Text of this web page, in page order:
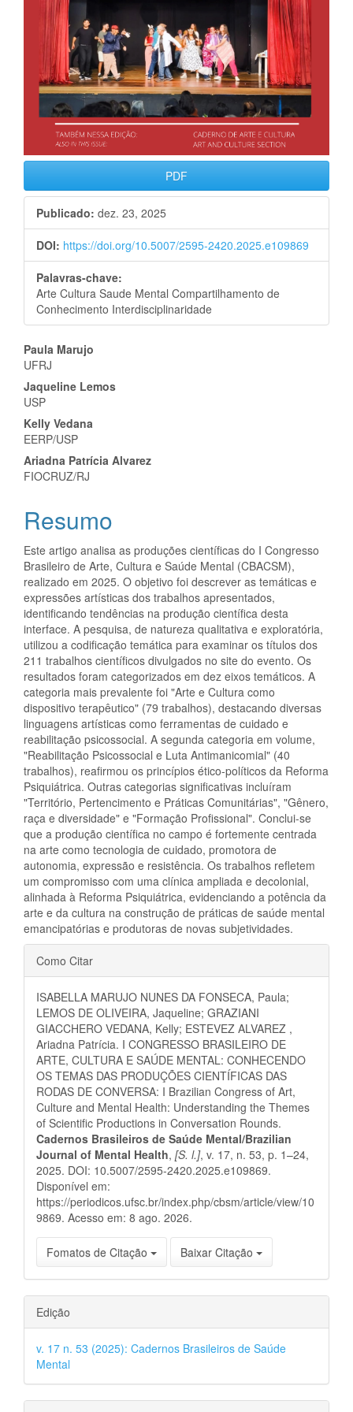
PDF
Publicado: dez. 23, 2025
DOI: https://doi.org/10.5007/2595-2420.2025.e109869
Palavras-chave:
Arte Cultura Saude Mental Compartilhamento de
Conhecimento Interdisciplinaridade
Conteúdo
do
artigo
principal
Paula Marujo
UFRJ
Jaqueline Lemos
USP
Kelly Vedana
EERP/USP
Ariadna Patrícia Alvarez
FIOCRUZ/RJ
Resumo
Este artigo analisa as produções científicas do I Congresso
Brasileiro de Arte, Cultura e Saúde Mental (CBACSM),
realizado em 2025. O objetivo foi descrever as temáticas e
expressões artísticas dos trabalhos apresentados,
identificando tendências na produção científica desta
interface. A pesquisa, de natureza qualitativa e exploratória,
utilizou a codificação temática para examinar os títulos dos
211 trabalhos científicos divulgados no site do evento. Os
resultados foram categorizados em dez eixos temáticos. A
categoria mais prevalente foi "Arte e Cultura como
dispositivo terapêutico" (79 trabalhos), destacando diversas
linguagens artísticas como ferramentas de cuidado e
reabilitação psicossocial. A segunda categoria em volume,
"Reabilitação Psicossocial e Luta Antimanicomial" (40
trabalhos), reafirmou os princípios ético-políticos da Reforma
Psiquiátrica. Outras categorias significativas incluíram
"Território, Pertencimento e Práticas Comunitárias", "Gênero,
raça e diversidade" e "Formação Profissional". Conclui-se
que a produção científica no campo é fortemente centrada
na arte como tecnologia de cuidado, promotora de
autonomia, expressão e resistência. Os trabalhos refletem
um compromisso com uma clínica ampliada e decolonial,
alinhada à Reforma Psiquiátrica, evidenciando a potência da
arte e da cultura na construção de práticas de saúde mental
emancipatórias e produtoras de novas subjetividades.
Detalhes
do
artigo
Como Citar
ISABELLA MARUJO NUNES DA FONSECA, Paula;
LEMOS DE OLIVEIRA, Jaqueline; GRAZIANI
GIACCHERO VEDANA, Kelly; ESTEVEZ ALVAREZ ,
Ariadna Patrícia. I CONGRESSO BRASILEIRO DE
ARTE, CULTURA E SAÚDE MENTAL: CONHECENDO
OS TEMAS DAS PRODUÇÕES CIENTÍFICAS DAS
RODAS DE CONVERSA: I Brazilian Congress of Art,
Culture and Mental Health: Understanding the Themes
of Scientific Productions in Conversation Rounds.
Cadernos Brasileiros de Saúde Mental/Brazilian
Journal of Mental Health, [S. l.], v. 17, n. 53, p. 1–24,
2025. DOI: 10.5007/2595-2420.2025.e109869.
Disponível em:
https://periodicos.ufsc.br/index.php/cbsm/article/view/10
9869. Acesso em: 8 ago. 2026.
Fomatos de Citação Baixar Citação
Edição
v. 17 n. 53 (2025): Cadernos Brasileiros de Saúde
Mental